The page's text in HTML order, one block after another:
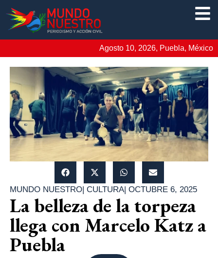
Agosto 10, 2026, Puebla, México
MUNDO NUESTRO CULTURA| OCTUBRE 6, 2025
La belleza de la torpeza
llega con Marcelo Katz a
Puebla